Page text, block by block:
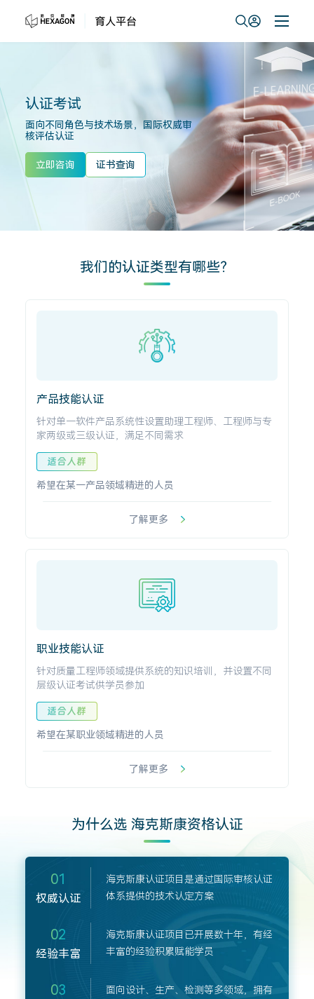
认证考试
面向不同角色与技术场景，国际权威审
核评估认证
立即咨询 证书查询
我们的认证类型有哪些？
产品技能认证
针对单一软件产品系统性设置助理工程师、工程师与专
家两级或三级认证，满足不同需求
适合人群
希望在某一产品领域精进的人员
了解更多
职业技能认证
针对质量工程师领域提供系统的知识培训，并设置不同
层级认证考试供学员参加
适合人群
希望在某职业领域精进的人员
了解更多
为什么选 海克斯康资格认证
01
权威认证
海克斯康认证项目是通过国际审核认证
体系提供的技术认定方案
02
经验丰富
海克斯康认证项目已开展数十年，有经
丰富的经验积累赋能学员
03
面向设计、生产、检测等多领域，拥有